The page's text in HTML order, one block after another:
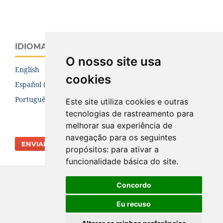
O nosso site usa
cookies
Este site utiliza cookies e outras
tecnologias de rastreamento para
melhorar sua experiência de
navegação para os seguintes
propósitos: para ativar a
funcionalidade básica do site.
Concordo
Eu recuso
IDIOMA
English
Español (España)
Português (Brasil)
ENVIAR SUBMISSÃO